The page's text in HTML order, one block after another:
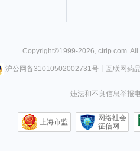
Copyright©1999-2026, ctrip.com.
沪公网备31010502002731号丨 互联网药
违法和不良信息举报
上海市监
网络社会
征信网